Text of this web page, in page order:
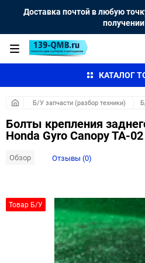
Доставка почтой в любую
КАТАЛОГ
Б/У запчасти (разбор техники)
Болты крепления
Honda Gyro Canopy TA-
Обзор Отзывы (0)
Товар Б/У